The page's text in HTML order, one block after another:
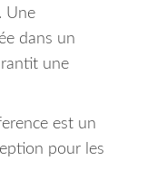
Une
dans un
une
est un
pour les